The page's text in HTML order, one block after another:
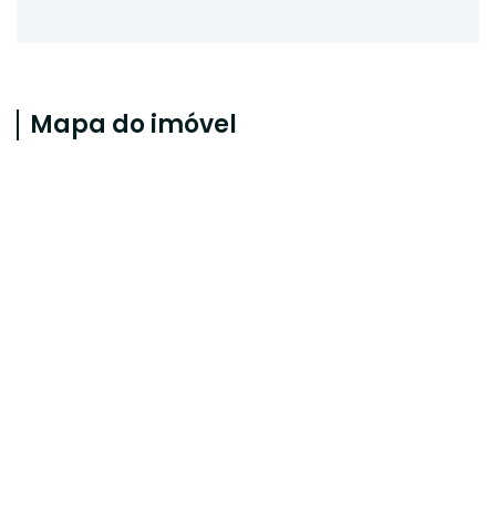
Mapa do imóvel